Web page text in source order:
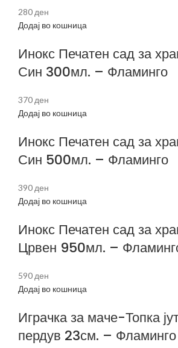
280 ден
Додај во кошница
Инокс Печатен сад за
Син 300мл. – Фламинго
370 ден
Додај во кошница
Инокс Печатен сад за
Син 500мл. – Фламинго
390 ден
Додај во кошница
Инокс Печатен сад за
Црвен 950мл. –
590 ден
Додај во кошница
Играчка за маче-Топка
пердув 23см. – Фламинго